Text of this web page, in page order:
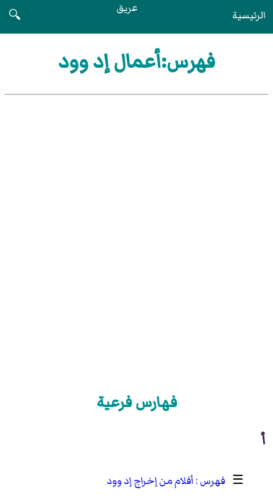
الرئيسية عريق
🔍
فهرس:أعمال إد وود
فهارس فرعية
أ
☰
أفلام من إخراج إد وود